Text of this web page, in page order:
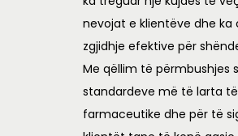
nevojat e klientëve dhe ka
zgjidhje efektive për
Me qëllim të përmbushjes
standardeve më të larta
farmaceutike dhe për të